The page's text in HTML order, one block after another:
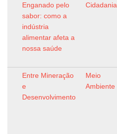
Enganado pelo
sabor: como a
indústria
alimentar afeta a
nossa saúde
Cidadania
Entre Mineração
e
Desenvolvimento
Meio
Ambiente